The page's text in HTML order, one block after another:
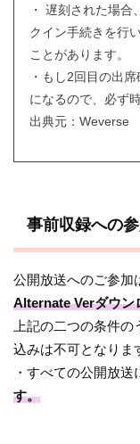
・ 遅刻された場
クイン手続きを行
ことがあります。
・もし2回目の出
になるので、必ず
出典元：Weverse
事前収録への
公開放送へのご参加
Alternate Verダウン
上記の二つの条件
込みは不可となりま
・すべての公開放
す。